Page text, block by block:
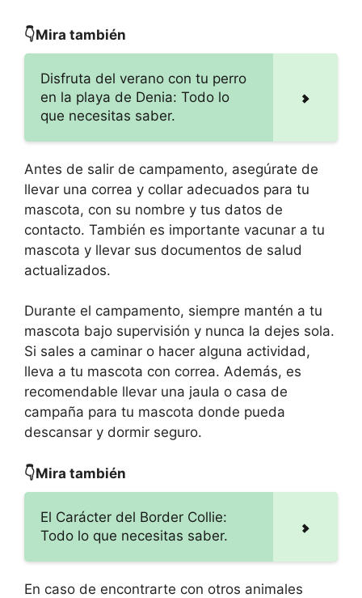
👇Mira también
Disfruta del verano con tu perro
en la playa de Denia: Todo lo
que necesitas saber.
Antes de salir de campamento, asegúrate de
llevar una correa y collar adecuados para tu
mascota, con su nombre y tus datos de
contacto. También es importante vacunar a tu
mascota y llevar sus documentos de salud
actualizados.
Durante el campamento, siempre mantén a tu
mascota bajo supervisión y nunca la dejes sola.
Si sales a caminar o hacer alguna actividad,
lleva a tu mascota con correa. Además, es
recomendable llevar una jaula o casa de
campaña para tu mascota donde pueda
descansar y dormir seguro.
👇Mira también
El Carácter del Border Collie:
Todo lo que necesitas saber.
En caso de encontrarte con otros animales